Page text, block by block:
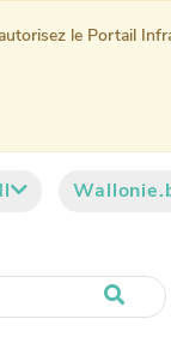
le Portail